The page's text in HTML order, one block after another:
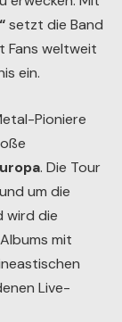
setzt die Band
Fans weltweit
ein.
Pioniere
. Die Tour
um die
wird die
mit
Live-